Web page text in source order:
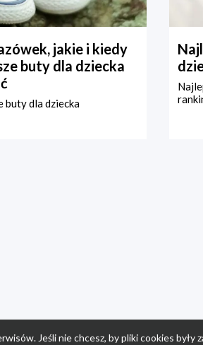
jakie i kiedy
buty dla dziecka
buty dla dziecka
Jeśli nie chcesz, by pliki cookies